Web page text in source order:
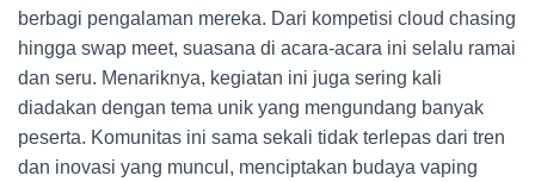
berbagi pengalaman mereka. Dari kompetisi cloud chasing
hingga swap meet, suasana di acara-acara ini selalu ramai
dan seru. Menariknya, kegiatan ini juga sering kali
diadakan dengan tema unik yang mengundang banyak
peserta. Komunitas ini sama sekali tidak terlepas dari tren
dan inovasi yang muncul, menciptakan budaya vaping